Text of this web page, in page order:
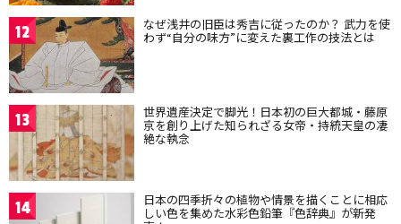
12 なぜ浅井の旧臣は秀吉に従ったのか？ 武力を使
わず“自分の味方”に変えた裏工作の技法とは
13 世界遺産決定で脚光！日本初の巨大都城・藤原
京を創り上げた知られざる女帝・持統天皇の凄
絶な執念
14 日本の四季折々の植物や情景を描くことに相応
しい色を集めた水彩色鉛筆『色辞典』が新発